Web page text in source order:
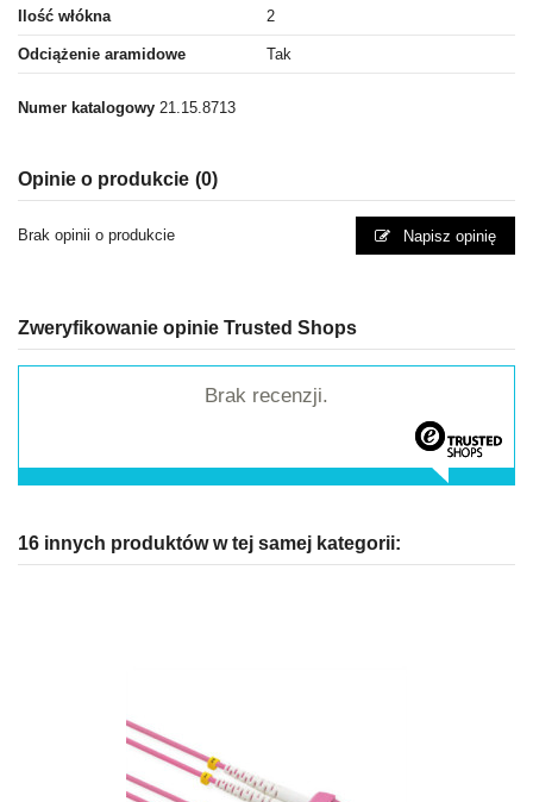
Ilość włókna 2
Odciążenie aramidowe Tak
Numer katalogowy 21.15.8713
Opinie o produkcie (0)
Brak opinii o produkcie Napisz opinię
Zweryfikowanie opinie Trusted Shops
Brak recenzji.
16 innych produktów w tej samej kategorii: